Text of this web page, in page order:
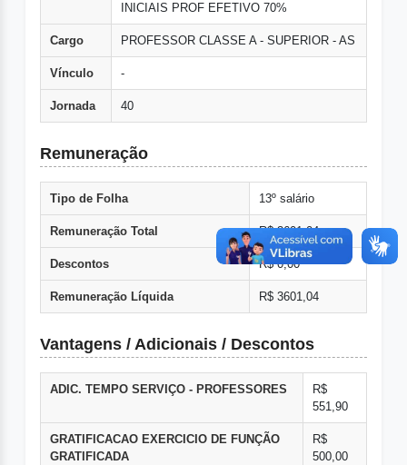
INICIAIS PROF EFETIVO 70%
Cargo PROFESSOR CLASSE A - SUPERIOR - AS
Vínculo -
Jornada 40
Remuneração
Tipo de Folha 13º salário
Remuneração Total R$ 3601,04
Descontos R$ 0,00
Remuneração Líquida R$ 3601,04
Vantagens / Adicionais / Descontos
ADIC. TEMPO SERVIÇO - PROFESSORES
R$
551,90
GRATIFICACAO EXERCICIO DE FUNÇÃO
GRATIFICADA
R$
500,00